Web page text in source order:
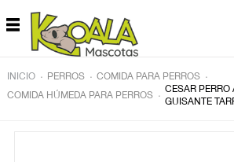
Saltar al contenido
INICIO . PERROS . COMIDA PARA PERROS .
COMIDA HÚMEDA PARA PERROS . CESAR PERRO
GUISANTE